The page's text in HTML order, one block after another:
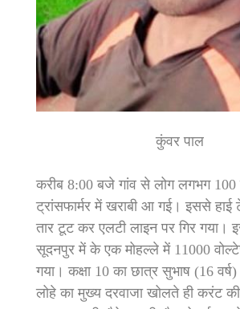
कुंवर पाल
करीब 8:00 बजे गांव से लोग लगभग 100
ट्रांसफार्मर में खराबी आ गई। इससे
तार टूट कर एलटी लाइन पर गिर गया।
सूदनपुर में के एक मोहल्ले में 11000
गया। कक्षा 10 का छात्र सुभाष (16
लोहे का मुख्य दरवाजा खोलते ही करंट